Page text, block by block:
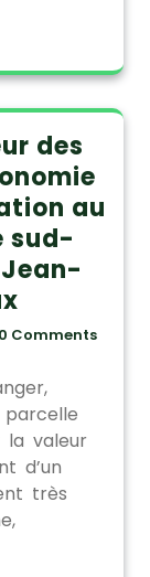
des
au
sud-
0 Comments
la valeur
d’un
très